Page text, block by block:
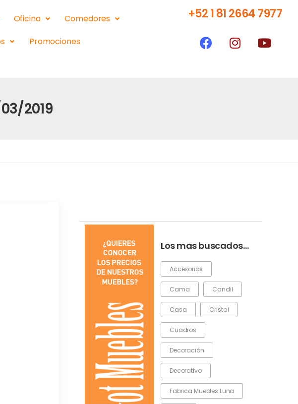
Oficina
Comedores
Promociones
+52 1 81 2664 7977
2019
Los mas buscados…
Accesorios
Cama Candil
Casa Cristal
Cuadros
Decoración
Decorativo
Fabrica Muebles Luna